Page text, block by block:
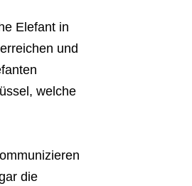
Elefant in
und
welche
die